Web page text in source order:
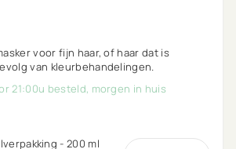
voor fijn haar, of haar dat is
van kleurbehandelingen.
21:00u besteld, morgen in huis
- 200 ml